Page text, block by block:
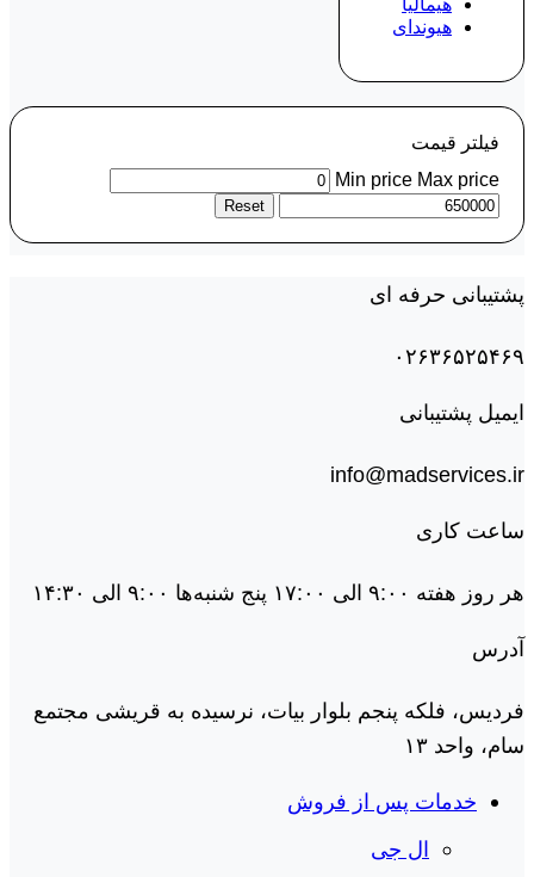
هیمالیا
هیوندای
فیلتر قیمت
Min price Max price
Reset
پشتیبانی حرفه ای
۰۲۶۳۶۵۲۵۴۶۹
ایمیل پشتیبانی
info@madservices.ir
ساعت کاری
هر روز هفته ۹:۰۰ الی ۱۷:۰۰ پنج شنبه‌ها ۹:۰۰ الی ۱۴:۳۰
آدرس
فردیس، فلکه پنجم بلوار بیات، نرسیده به قریشی مجتمع
سام، واحد ۱۳
خدمات پس از فروش
ال جی